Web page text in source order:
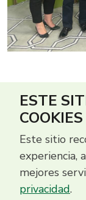
ESTE
COOKIES
Este sitio
experiencia,
mejores
privacidad.